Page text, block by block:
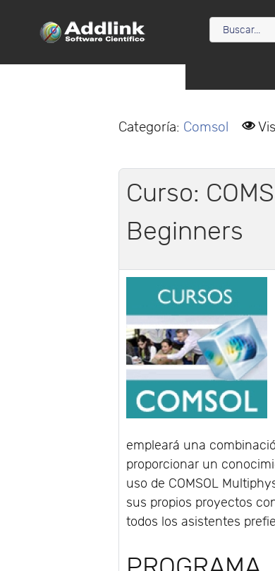
Categoría: Comsol
Curso:
Beginners
empleará una
proporcionar un
uso de COMSOL
sus propios proyectos
todos los asistentes